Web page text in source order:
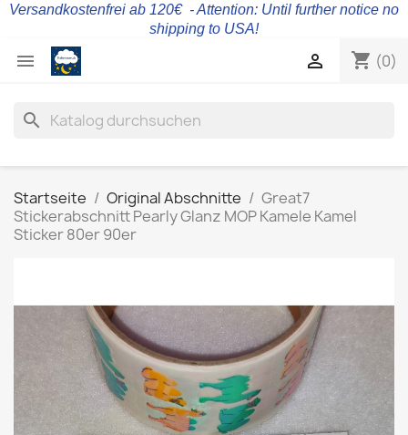
Versandkostenfrei ab 120€ - Attention: Until further notice no
shipping to USA!
 shopping_cart (0)

search
Startseite Original Abschnitte
Great7
Stickerabschnitt Pearly Glanz MOP Kamele Kamel
Sticker 80er 90er